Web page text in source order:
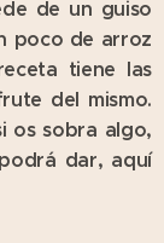
de un guiso
poco de arroz
tiene las
del mismo.
os sobra algo,
dar, aquí